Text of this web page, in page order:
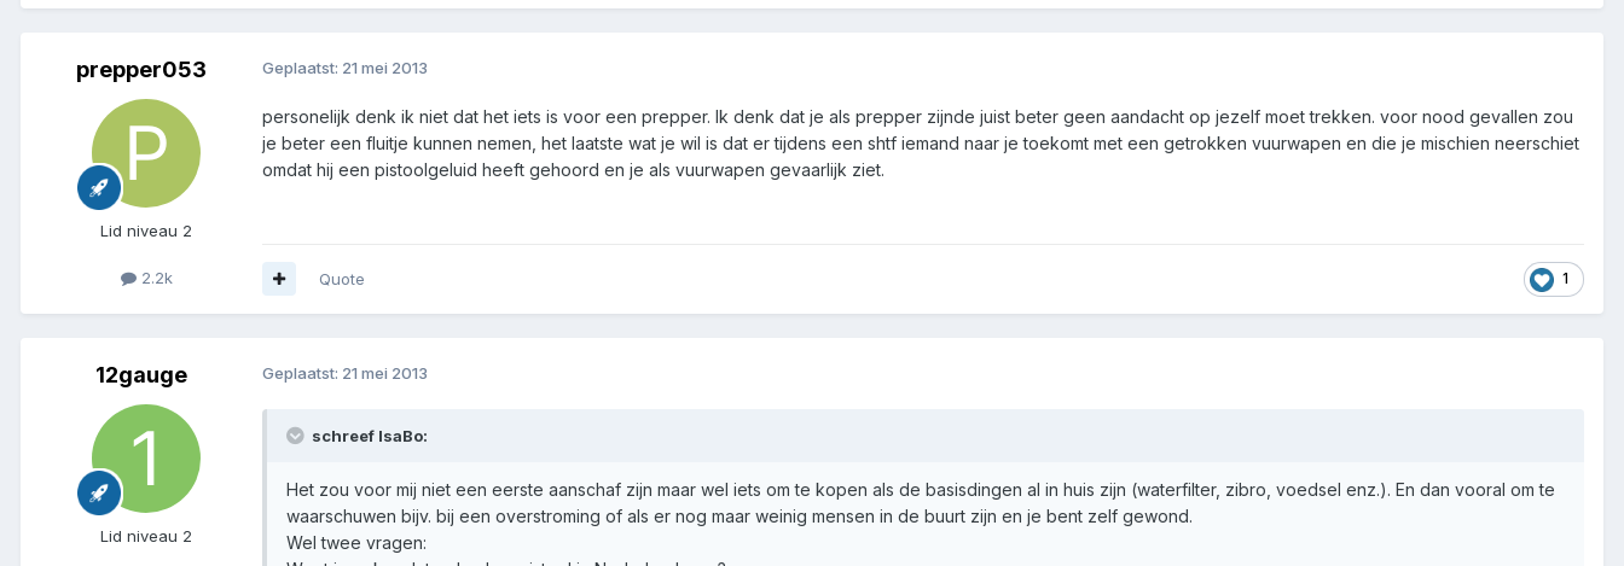
prepper053
Lid niveau 2
2.2k
Geplaatst: 21 mei 2013
personelijk denk ik niet dat het iets is voor een prepper. Ik denk dat je als prepper zijnde juist beter geen aandacht op jezelf moet trekken. voor nood gevallen zou
je beter een fluitje kunnen nemen, het laatste wat je wil is dat er tijdens een shtf iemand naar je toekomt met een getrokken vuurwapen en die je mischien neerschiet
omdat hij een pistoolgeluid heeft gehoord en je als vuurwapen gevaarlijk ziet.
1
Quote
12gauge
Lid niveau 2
Geplaatst: 21 mei 2013
schreef IsaBo:
Het zou voor mij niet een eerste aanschaf zijn maar wel iets om te kopen als de basisdingen al in huis zijn (waterfilter, zibro, voedsel enz.). En dan vooral om te
waarschuwen bijv. bij een overstroming of als er nog maar weinig mensen in de buurt zijn en je bent zelf gewond.
Wel twee vragen: